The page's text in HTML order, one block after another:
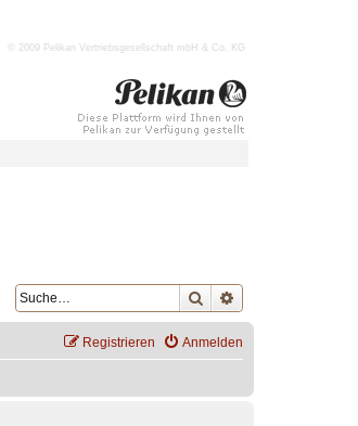
| © 2009 Pelikan Vertriebsgesellschaft mbH & Co. KG
Suche
Anmelden
Registrieren